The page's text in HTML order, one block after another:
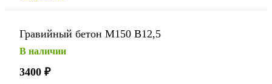
Гравийный бетон М150 В12,5
В наличии
3400 ₽